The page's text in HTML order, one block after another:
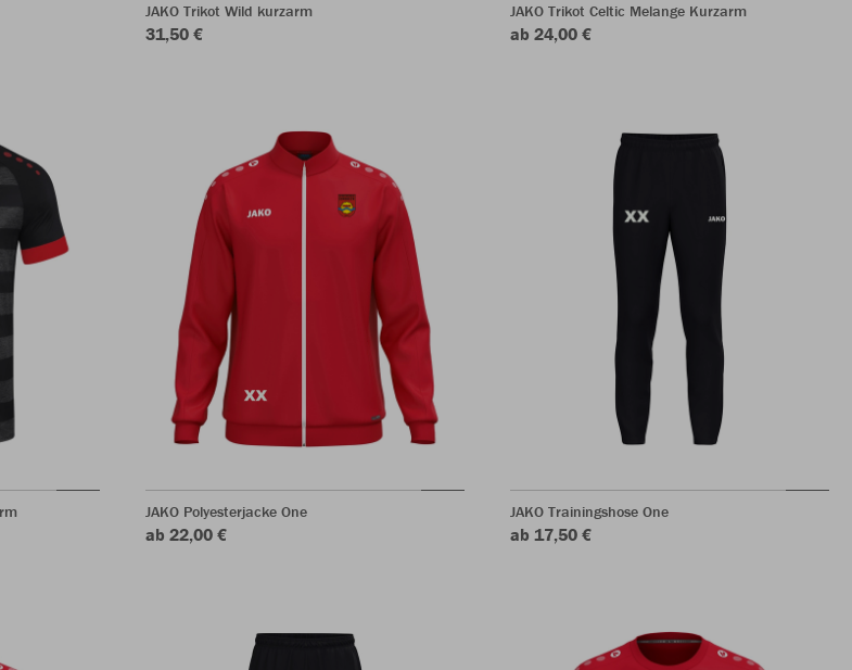
JAKO Trikot Wild kurzarm
31,50 €
JAKO Trikot Celtic Melange Kurzarm
ab 24,00 €
JAKO Polyesterjacke One
ab 22,00 €
JAKO Trainingshose One
ab 17,50 €